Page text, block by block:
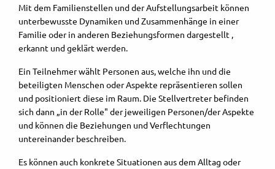
Mit dem Familienstellen und der Aufstellungsarbeit können
unterbewusste Dynamiken und Zusammenhänge in einer
Familie oder in anderen Beziehungsformen dargestellt ,
erkannt und geklärt werden.
Ein Teilnehmer wählt Personen aus, welche ihn und die
beteiligten Menschen oder Aspekte repräsentieren sollen
und positioniert diese im Raum. Die Stellvertreter befinden
sich dann „in der Rolle" der jeweiligen Personen/der Aspekte
und können die Beziehungen und Verflechtungen
untereinander beschreiben.
Es können auch konkrete Situationen aus dem Alltag oder